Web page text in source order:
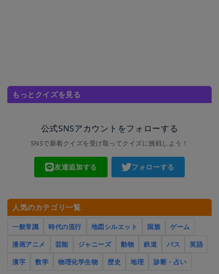
もっとクイズを見る
公式SNSアカウントをフォローする
SNSで新着クイズを受け取ってクイズに挑戦しよう！
友達追加する フォローする
人気のカテゴリ一覧
一般常識 時代の流行 地図シルエット 国旗
ゲーム
漫画アニメ
芸能 ジャニーズ 動物 鉄道 バス
英語
漢字
数学 物理化学生物 歴史 地理 診断・占い